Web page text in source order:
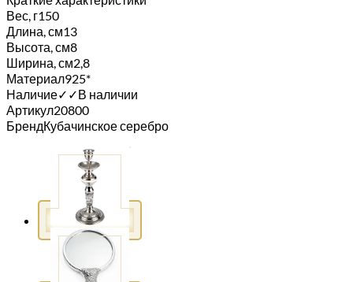
Вес, г150
Длина, см13
Высота, см8
Ширина, см2,8
Материал925*
Наличие✓ ✓В наличии
Артикул20800
БрендКубачинское серебро